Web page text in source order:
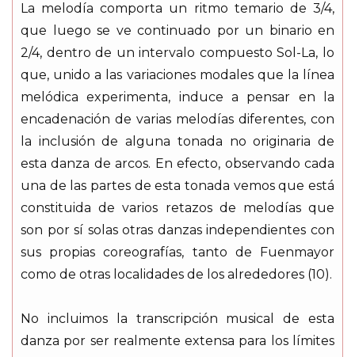
La melodía comporta un ritmo temario de 3/4,
que luego se ve continuado por un binario en
2/4, dentro de un intervalo compuesto Sol-La, lo
que, unido a las variaciones modales que la línea
melódica experimenta, induce a pensar en la
encadenación de varias melodías diferentes, con
la inclusión de alguna tonada no originaria de
esta danza de arcos. En efecto, observando cada
una de las partes de esta tonada vemos que está
constituida de varios retazos de melodías que
son por sí solas otras danzas independientes con
sus propias coreografías, tanto de Fuenmayor
como de otras localidades de los alrededores (10).
No incluimos la transcripción musical de esta
danza por ser realmente extensa para los límites